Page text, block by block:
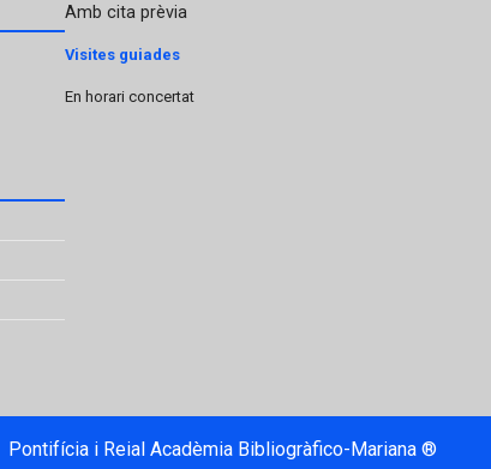
Amb cita prèvia
Visites guiades
En horari concertat
Pontifícia i Reial Acadèmia Bibliogràfico-Mariana ®